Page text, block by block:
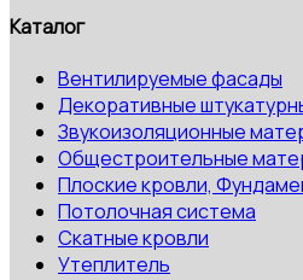
Каталог
Вентилируемые фасады
Декоративные
Звукоизоляционные
Общестроительные
Плоские кровли,
Потолочная система
Скатные кровли
Утеплитель